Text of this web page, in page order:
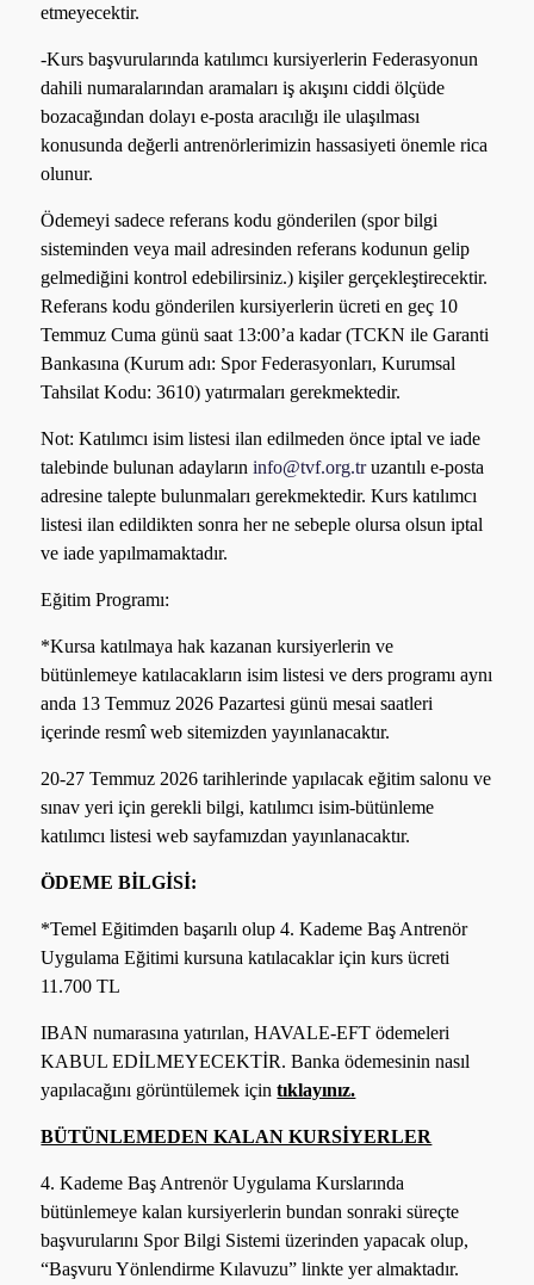
etmeyecektir.
-Kurs başvurularında katılımcı kursiyerlerin Federasyonun
dahili numaralarından aramaları iş akışını ciddi ölçüde
bozacağından dolayı e-posta aracılığı ile ulaşılması
konusunda değerli antrenörlerimizin hassasiyeti önemle rica
olunur.
Ödemeyi sadece referans kodu gönderilen (spor bilgi
sisteminden veya mail adresinden referans kodunun gelip
gelmediğini kontrol edebilirsiniz.) kişiler gerçekleştirecektir.
Referans kodu gönderilen kursiyerlerin ücreti en geç 10
Temmuz Cuma günü saat 13:00’a kadar (TCKN ile Garanti
Bankasına (Kurum adı: Spor Federasyonları, Kurumsal
Tahsilat Kodu: 3610) yatırmaları gerekmektedir.
Not: Katılımcı isim listesi ilan edilmeden önce iptal ve iade
talebinde bulunan adaylarıninfo@tvf.org.truzantılı e-posta
adresine talepte bulunmaları gerekmektedir. Kurs katılımcı
listesi ilan edildikten sonra her ne sebeple olursa olsun iptal
ve iade yapılmamaktadır.
Eğitim Programı:
*Kursa katılmaya hak kazanan kursiyerlerin ve
bütünlemeye katılacakların isim listesi ve ders programı aynı
anda 13 Temmuz 2026 Pazartesi günü mesai saatleri
içerinde resmî web sitemizden yayınlanacaktır.
20-27 Temmuz 2026 tarihlerinde yapılacak eğitim salonu ve
sınav yeri için gerekli bilgi, katılımcı isim-bütünleme
katılımcı listesi web sayfamızdan yayınlanacaktır.
ÖDEME BİLGİSİ:
*Temel Eğitimden başarılı olup 4. Kademe Baş Antrenör
Uygulama Eğitimi kursuna katılacaklar için kurs ücreti
11.700 TL
IBAN numarasına yatırılan, HAVALE-EFT ödemeleri
KABUL EDİLMEYECEKTİR. Banka ödemesinin nasıl
yapılacağını görüntülemek içintıklayınız.
BÜTÜNLEMEDEN KALAN KURSİYERLER
4. Kademe Baş Antrenör Uygulama Kurslarında
bütünlemeye kalan kursiyerlerin bundan sonraki süreçte
başvurularını Spor Bilgi Sistemi üzerinden yapacak olup,
“Başvuru Yönlendirme Kılavuzu” linkte yer almaktadır.